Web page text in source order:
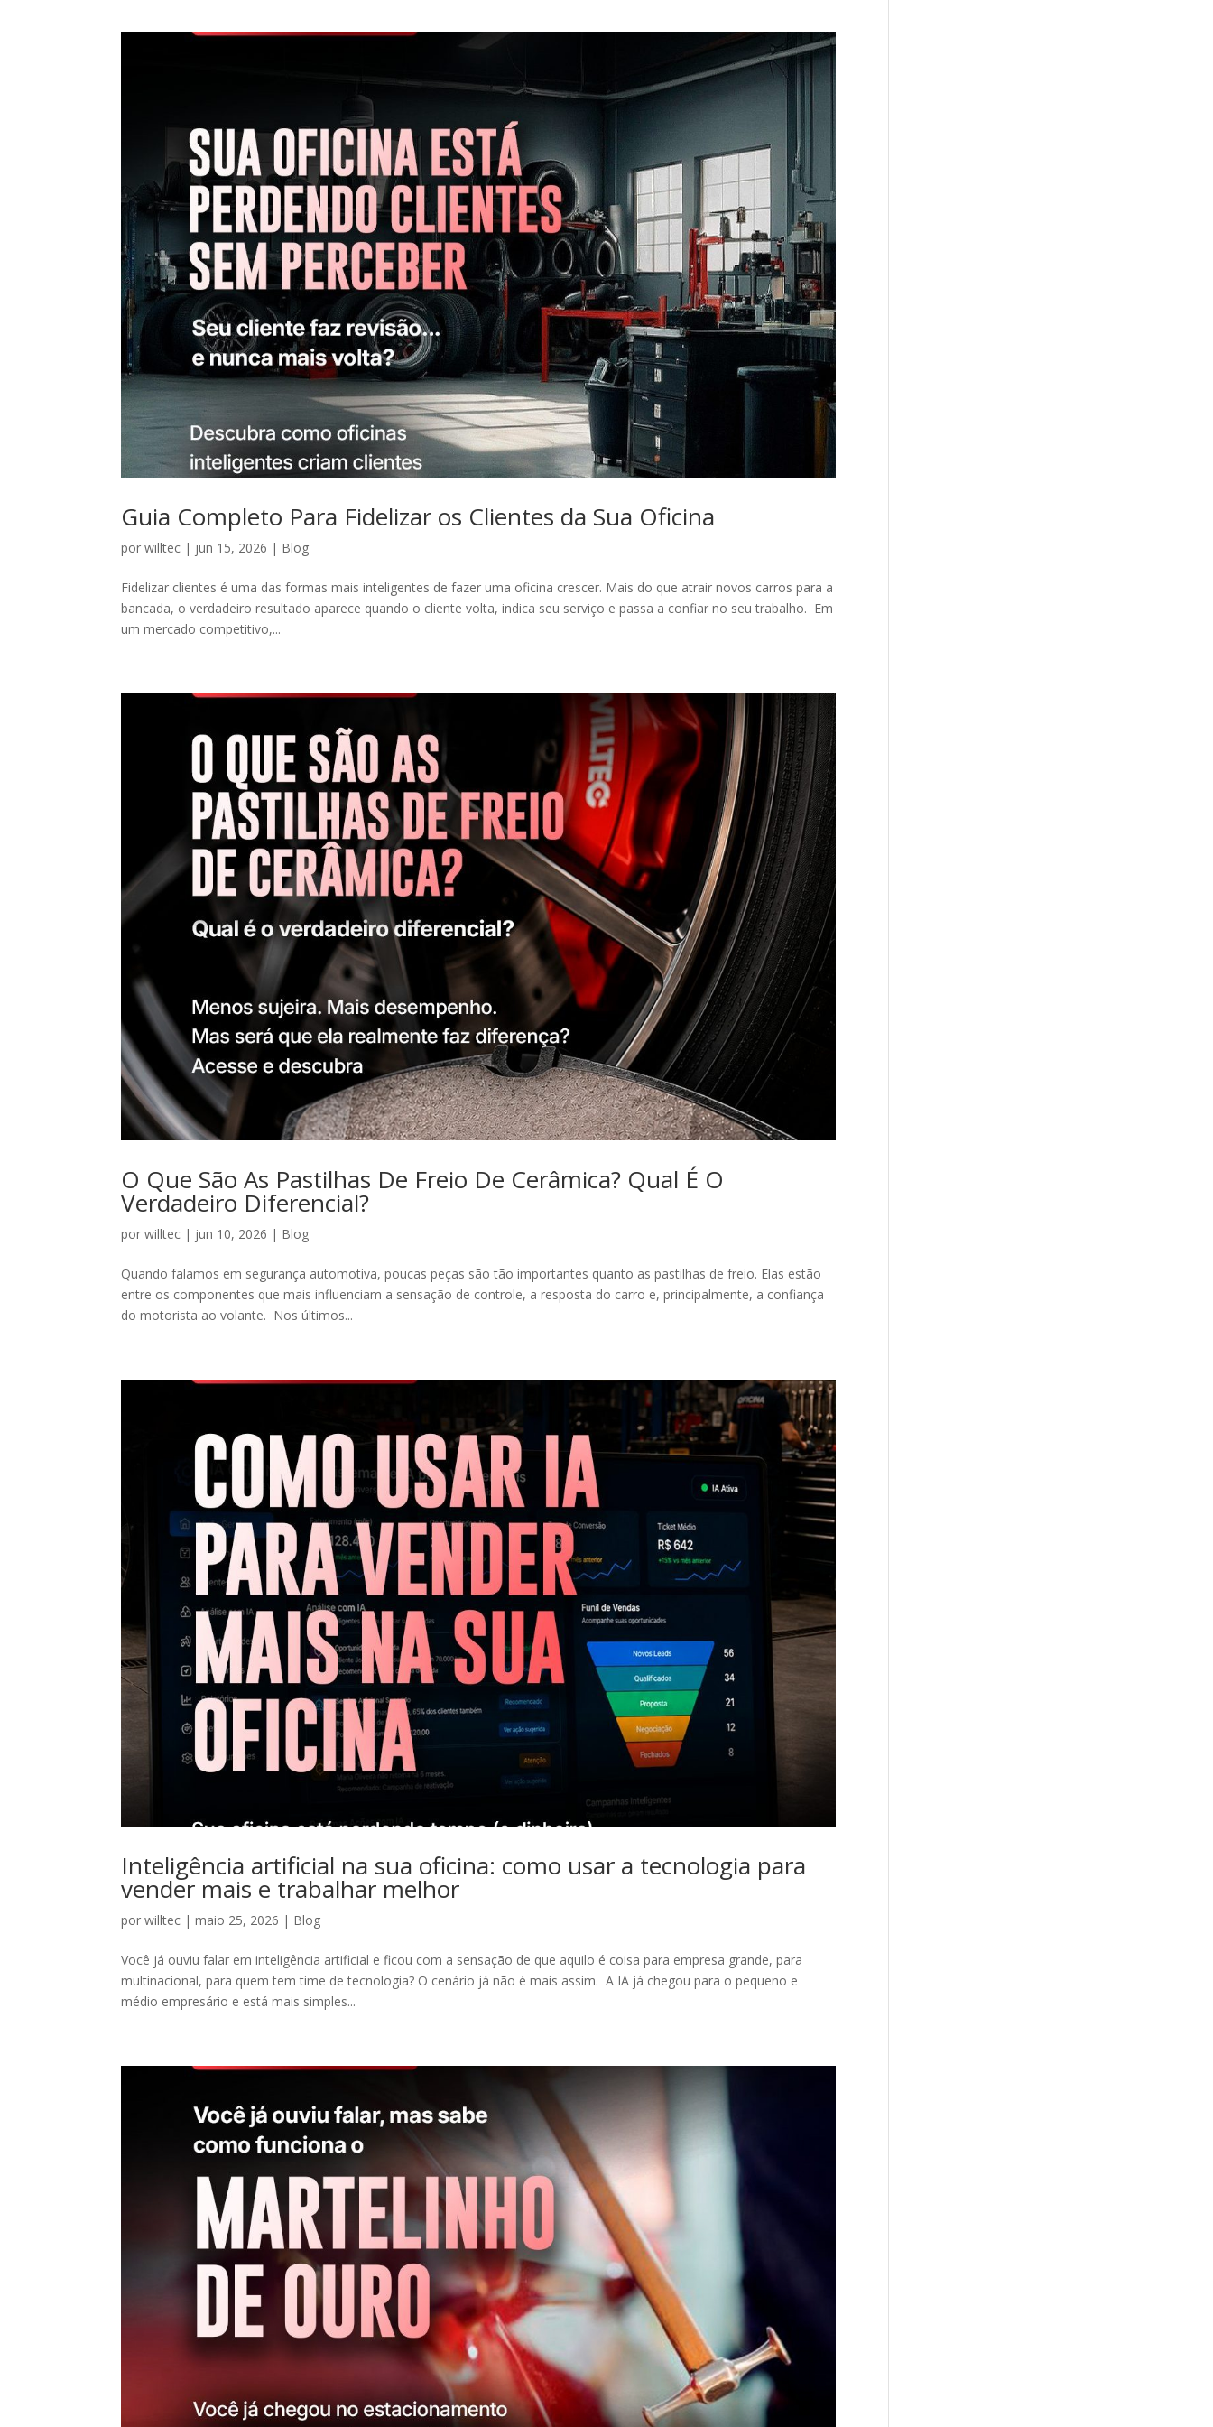
Guia Completo Para Fidelizar os Clientes da Sua Oficina
porwilltec | jun 15, 2026 | Blog
Fidelizar clientes é uma das formas mais inteligentes de fazer uma oficina crescer. Mais do que atrair novos carros para a
bancada, o verdadeiro resultado aparece quando o cliente volta, indica seu serviço e passa a confiar no seu trabalho. Em
um mercado competitivo,...
O Que São As Pastilhas De Freio De Cerâmica? Qual É O
Verdadeiro Diferencial?
porwilltec | jun 10, 2026 | Blog
Quando falamos em segurança automotiva, poucas peças são tão importantes quanto as pastilhas de freio. Elas estão
entre os componentes que mais influenciam a sensação de controle, a resposta do carro e, principalmente, a confiança
do motorista ao volante. Nos últimos...
Inteligência artificial na sua oficina: como usar a tecnologia para
vender mais e trabalhar melhor
porwilltec |maio 25, 2026 | Blog
Você já ouviu falar em inteligência artificial e ficou com a sensação de que aquilo é coisa para empresa grande, para
multinacional, para quem tem time de tecnologia? O cenário já não é mais assim. A IA já chegou para o pequeno e
médio empresário e está mais simples...